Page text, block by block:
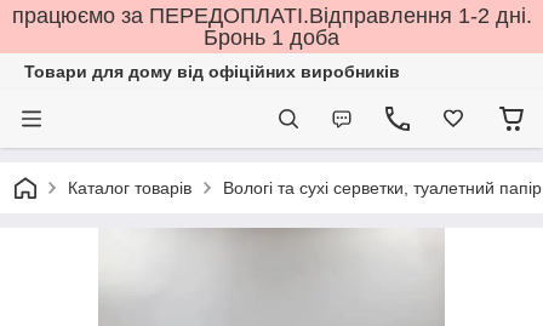
працюємо за ПЕРЕДОПЛАТІ.Відправлення 1-2 дні.
Бронь 1 доба
Товари для дому від офіційних виробників
Каталог товарів Вологі та сухі серветки, туалетний папір